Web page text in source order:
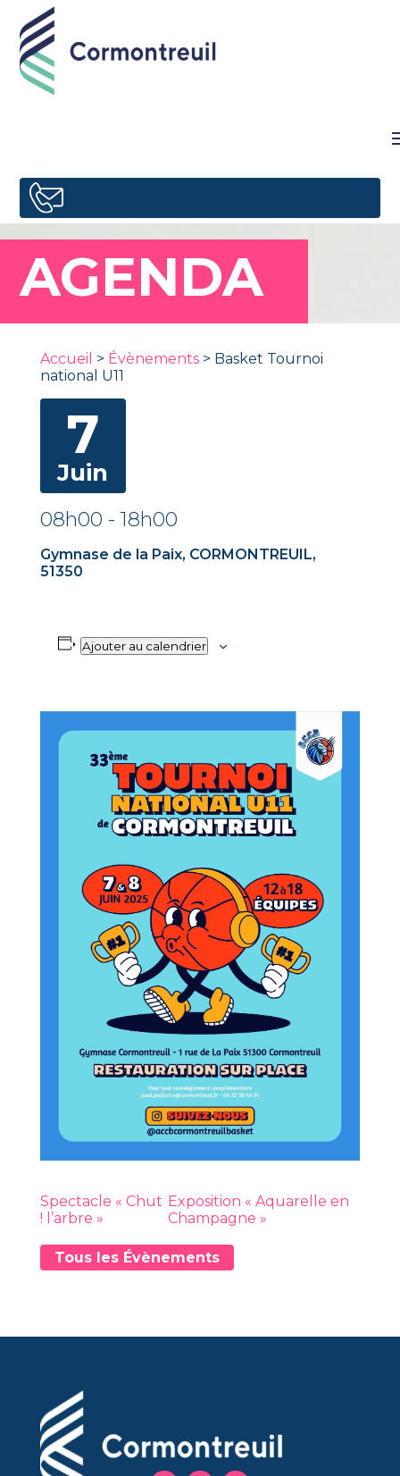
AGENDA
Accueil > Évènements> Basket Tournoi
national U11
7
Juin
08h00 - 18h00
Gymnase de la Paix, CORMONTREUIL,
51350
Ajouter au calendrier
Spectacle « Chut
! l’arbre »
Exposition « Aquarelle en
Champagne »
Tous les Évènements